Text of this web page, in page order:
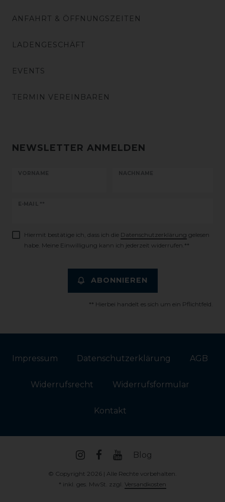
ANFAHRT & ÖFFNUNGSZEITEN
LADENGESCHÄFT
EVENTS
TERMIN VEREINBAREN
NEWSLETTER ANMELDEN
VORNAME NACHNAME
E-MAIL **
Newsletter
Hiermit bestätige ich, dass ich die Daten­schutz­erklärung gelesen
habe. Meine Einwilligung kann ich jederzeit widerrufen.**
ABONNIEREN
** Hierbei handelt es sich um ein Pflichtfeld.
Impressum Daten­schutz­erklärung AGB
Widerrufs­recht Widerrufs­formular
Kontakt
Blog
© Copyright 2026 | Alle Rechte vorbehalten.
* inkl. ges. MwSt. zzgl. Versandkosten